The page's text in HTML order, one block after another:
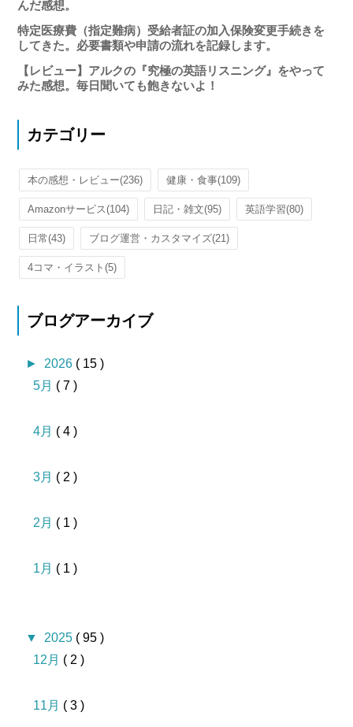
んだ感想。
特定医療費（指定難病）受給者証の加入保険変更手続きを
してきた。必要書類や申請の流れを記録します。
【レビュー】アルクの『究極の英語リスニング』をやって
みた感想。毎日聞いても飽きないよ！
カテゴリー
本の感想・レビュー(236) 健康・食事(109)
Amazonサービス(104) 日記・雑文(95) 英語学習(80)
日常(43) ブログ運営・カスタマイズ(21)
4コマ・イラスト(5)
ブログアーカイブ
► 2026 ( 15 )
5月 ( 7 )
4月 ( 4 )
3月 ( 2 )
2月 ( 1 )
1月 ( 1 )
▼ 2025 ( 95 )
12月 ( 2 )
11月 ( 3 )